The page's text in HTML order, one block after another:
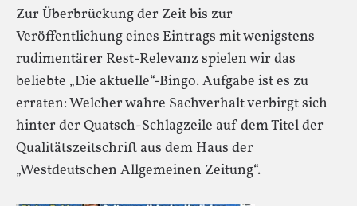
Zur Überbrückung der Zeit bis zur
Veröffentlichung eines Eintrags mit wenigstens
rudimentärer Rest-Relevanz spielen wir das
beliebte „Die aktuelle“-Bingo. Aufgabe ist es zu
erraten: Welcher wahre Sachverhalt verbirgt sich
hinter der Quatsch-Schlagzeile auf dem Titel der
Qualitätszeitschrift aus dem Haus der
„Westdeutschen Allgemeinen Zeitung“.